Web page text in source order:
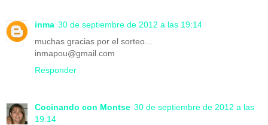
inma 30 de septiembre de 2012 a las 19:14
muchas gracias por el sorteo...
inmapou@gmail.com
Responder
Cocinando con Montse 30 de septiembre de 2012 a las
19:14